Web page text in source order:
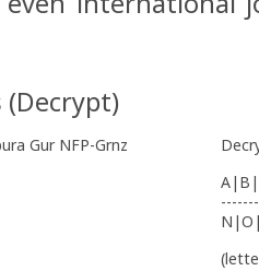
(Decrypt)
Gur NFP-Grnz